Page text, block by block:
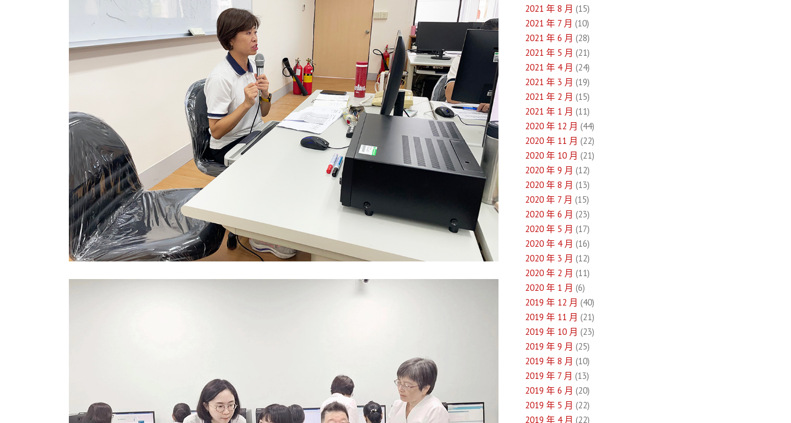
2021 年 8 月 (15)
2021 年 7 月 (10)
2021 年 6 月 (28)
2021 年 5 月 (21)
2021 年 4 月 (24)
2021 年 3 月 (19)
2021 年 2 月 (15)
2021 年 1 月 (11)
2020 年 12 月 (44)
2020 年 11 月 (22)
2020 年 10 月 (21)
2020 年 9 月 (12)
2020 年 8 月 (13)
2020 年 7 月 (15)
2020 年 6 月 (23)
2020 年 5 月 (17)
2020 年 4 月 (16)
2020 年 3 月 (12)
2020 年 2 月 (11)
2020 年 1 月 (6)
2019 年 12 月 (40)
2019 年 11 月 (21)
2019 年 10 月 (23)
2019 年 9 月 (25)
2019 年 8 月 (10)
2019 年 7 月 (13)
2019 年 6 月 (20)
2019 年 5 月 (22)
2019 年 4 月 (22)